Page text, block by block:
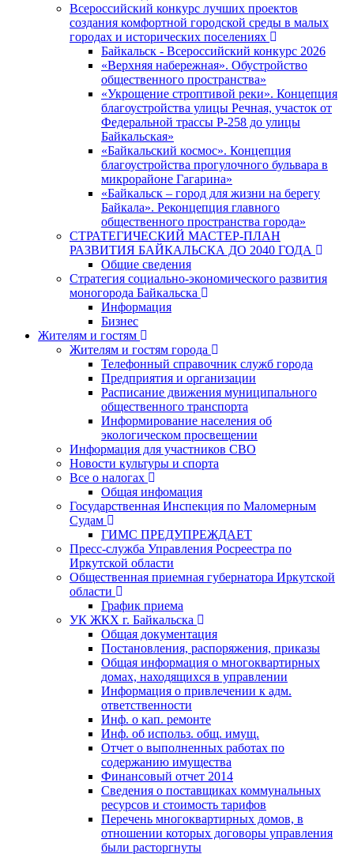
Всероссийский конкурс лучших проектов
создания комфортной городской среды в малых
городах и исторических поселениях
Байкальск - Всероссийский конкурс 2026
«Верхняя набережная». Обустройство
общественного пространства»
«Укрощение строптивой реки». Концепция
благоустройства улицы Речная, участок от
Федеральной трассы Р-258 до улицы
Байкальская»
«Байкальский космос». Концепция
благоустройства прогулочного бульвара в
микрорайоне Гагарина»
«Байкальск – город для жизни на берегу
Байкала». Реконцепция главного
общественного пространства города»
СТРАТЕГИЧЕСКИЙ МАСТЕР-ПЛАН
РАЗВИТИЯ БАЙКАЛЬСКА ДО 2040 ГОДА
Общие сведения
Стратегия социально-экономического развития
моногорода Байкальска
Информация
Бизнес
Жителям и гостям
Жителям и гостям города
Телефонный справочник служб города
Предприятия и организации
Расписание движения муниципального
общественного транспорта
Информирование населения об
экологическом просвещении
Информация для участников СВО
Новости культуры и спорта
Все о налогах
Общая инфомация
Государственная Инспекция по Маломерным
Судам
ГИМС ПРЕДУПРЕЖДАЕТ
Пресс-служба Управления Росреестра по
Иркутской области
Общественная приемная губернатора Иркутской
области
График приема
УК ЖКХ г. Байкальска
Общая документация
Постановления, распоряжения, приказы
Общая информация о многоквартирных
домах, находящихся в управлении
Информация о привлечении к адм.
ответственности
Инф. о кап. ремонте
Инф. об использ. общ. имущ.
Отчет о выполненных работах по
содержанию имущества
Финансовый отчет 2014
Сведения о поставщиках коммунальных
ресурсов и стоимость тарифов
Перечень многоквартирных домов, в
отношении которых договоры управления
были расторгнуты